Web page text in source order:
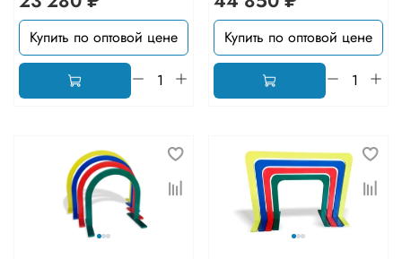
Купить по оптовой цене Купить по оптовой цене